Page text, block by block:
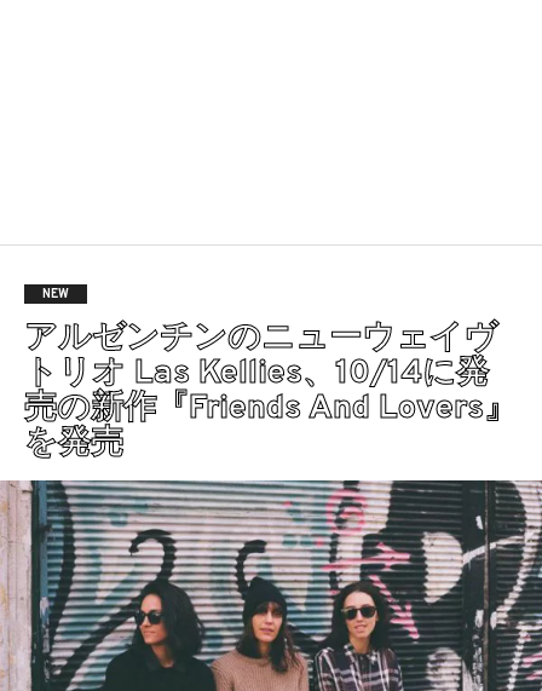
NEW
アルゼンチンのニューウェイヴ
トリオ Las Kellies、10/14に発
売の新作『Friends And Lovers』
を発売